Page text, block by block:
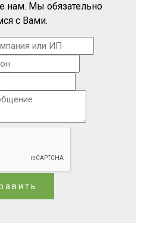
нам. Мы обязательно
с Вами.